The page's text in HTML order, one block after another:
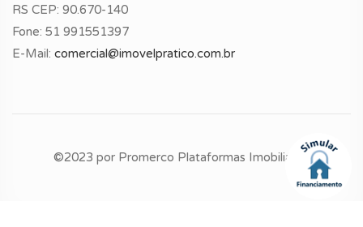
RS CEP: 90.670-140
Fone: 51 991551397
E-Mail: comercial@imovelpratico.com.br
©2023 por Promerco Plataformas Imobiliárias